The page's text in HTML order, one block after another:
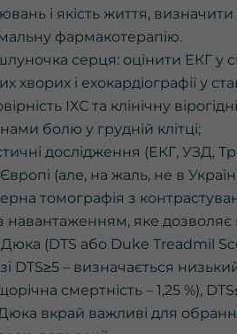
i якість життя, визначити
фармакотерапію.
серця: оцінити ЕКГ у
хворих i ехокардіографії у
ІХС та клінічну
болю у грудній клітці;
дослідження (ЕКГ, УЗД,
(але, на жаль, не в
томографія з
яке дозволяє
Дюка (DTS або Duke Treadmil
DTS≥5 – визначається
смертність – 1,25 %),
вкрай важливі для